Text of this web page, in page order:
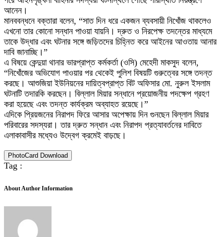
আনেন।
মানববন্ধনে বক্তারা বলেন, “সাত দিন ধরে একজন ব্যবসায়ী নিখোঁজ থাকলেও
এখনো তার কোনো সন্ধান পাওয়া যায়নি। দ্রুত ও নিরপেক্ষ তদন্তের মাধ্যমে
তাকে উদ্ধার এবং ঘটনার সঙ্গে জড়িতদের চিহ্নিত করে আইনের আওতায় আনার
দাবি জানাচ্ছি।”
এ বিষয়ে কেন্দুয়া থানার ভারপ্রাপ্ত কর্মকর্তা (ওসি) মেহেদী মাকসুদ বলেন,
“নিখোঁজের অভিযোগ পাওয়ার পর থেকেই পুলিশ বিষয়টি গুরুত্বের সঙ্গে তদন্ত
করছে। আশুজিয়া ইউনিয়নের দায়িত্বপ্রাপ্ত বিট অফিসার মো. নুরুল ইসলাম
ঘটনাটি তদারকি করছেন। বিল্লাল মিয়ার সন্ধানে প্রয়োজনীয় পদক্ষেপ গ্রহণ
করা হয়েছে এবং তদন্ত কার্যক্রম অব্যাহত রয়েছে।”
এদিকে প্রিয়জনের নিরাপদ ফিরে আসার অপেক্ষায় দিন গুনছেন বিল্লাল মিয়ার
পরিবারের সদস্যরা। তার দ্রুত সন্ধান এবং নিরাপদ প্রত্যাবর্তনের দাবিতে
এলাকাবাসীর মধ্যেও উদ্বেগ ক্রমেই বাড়ছে।
PhotoCard Download
Tag :
About Author Information